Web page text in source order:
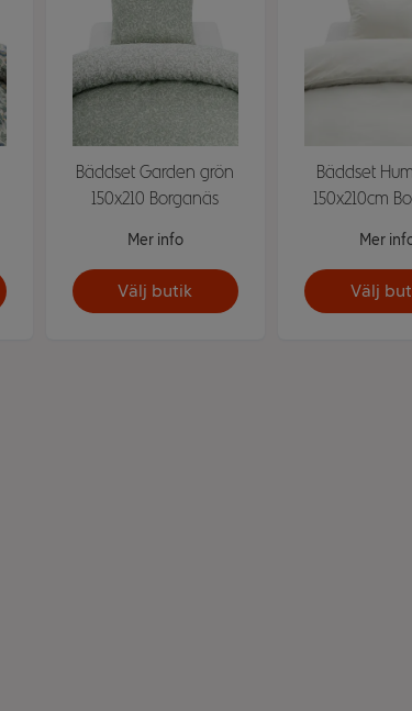
Bäddset Garden grön
150x210 Borganäs
Mer info
Välj butik
Bäddset
150x210cm
Mer
Välj